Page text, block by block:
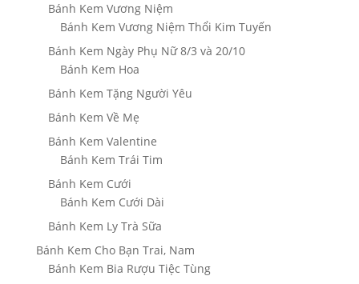
Bánh Kem Vương Niệm
Bánh Kem Vương Niệm Thổi Kim Tuyến
Bánh Kem Ngày Phụ Nữ 8/3 và 20/10
Bánh Kem Hoa
Bánh Kem Tặng Người Yêu
Bánh Kem Về Mẹ
Bánh Kem Valentine
Bánh Kem Trái Tim
Bánh Kem Cưới
Bánh Kem Cưới Dài
Bánh Kem Ly Trà Sữa
Bánh Kem Cho Bạn Trai, Nam
Bánh Kem Bia Rượu Tiệc Tùng